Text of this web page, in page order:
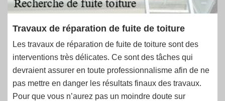
Travaux de réparation de fuite de toiture
Les travaux de réparation de fuite de toiture sont des
interventions très délicates. Ce sont des tâches qui
devraient assurer en toute professionnalisme afin de ne
pas mettre en danger les résultats finaux des travaux.
Pour que vous n’aurez pas un moindre doute sur